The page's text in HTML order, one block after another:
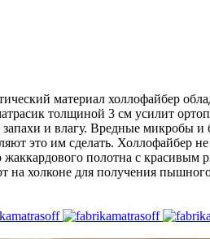
материал холлофайбер
толщиной 3 см усилит
и влагу. Вредные микробы и
это им сделать. Холлофайбер
полотна с красивым
на холконе для получения